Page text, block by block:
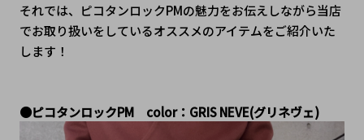
それでは、ピコタンロックPMの魅力をお伝えしながら当店
でお取り扱いをしているオススメのアイテムをご紹介いた
します！
●ピコタンロックPM　color：GRIS NEVE(グリネヴェ)